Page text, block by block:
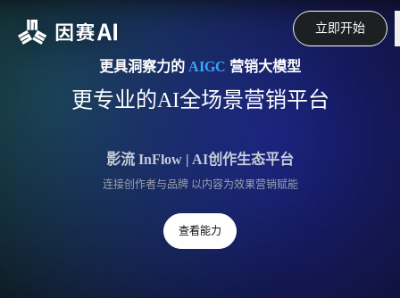
立即开始
更具洞察力的 AIGC 营销大模型
更专业的AI全场景营销平台
影流 InFlow | AI创作生态平台
连接创作者与品牌 以内容为效果营销赋能
查看能力